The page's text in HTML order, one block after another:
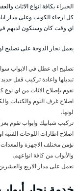
الخبراء بكافة انواع الاثاث
كل ارجاء الكويت وعلى مدار
اي وقت كان وسنكون لديهم
يعمل نجار الدوحة على تصليح
تصليح اي عطل في الابواب
تبديلها واعادة تركيب قفل
نقوم بإصلاح الاثاث من اي
اصلاح غرف النوم والكنبات
لونها.
تركيب شبابيك وابواب تقوم
اصلاح اطارات اللوحات
نؤمن مختلف الاجهزة
والأبواب من كافة انواعهم.
نعمل على مدار الاربع